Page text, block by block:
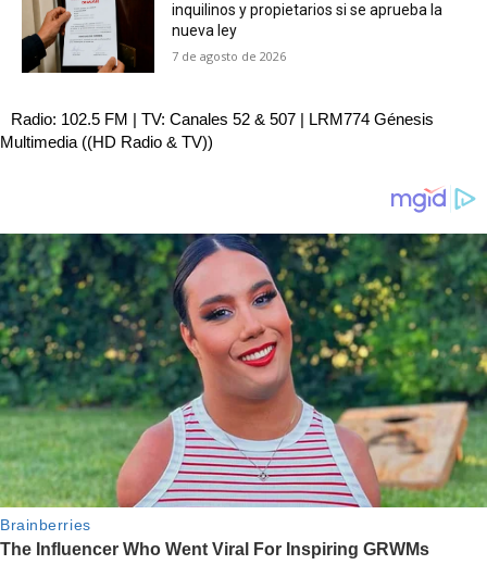
inquilinos y propietarios si se aprueba la
nueva ley
7 de agosto de 2026
Radio: 102.5 FM | TV: Canales 52 & 507 | LRM774 Génesis
Multimedia ((HD Radio & TV))